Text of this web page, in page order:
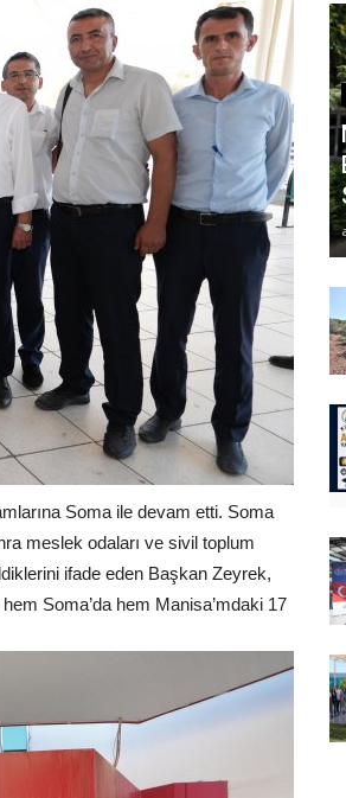
Soma ile devam etti. Soma
meslek odaları ve sivil toplum
ifade eden Başkan Zeyrek,
Soma’da hem Manisa’mdaki 17